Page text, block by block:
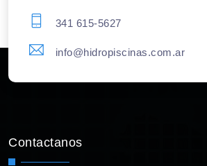
341 615-5627
info@hidropiscinas.com.ar
Contactanos